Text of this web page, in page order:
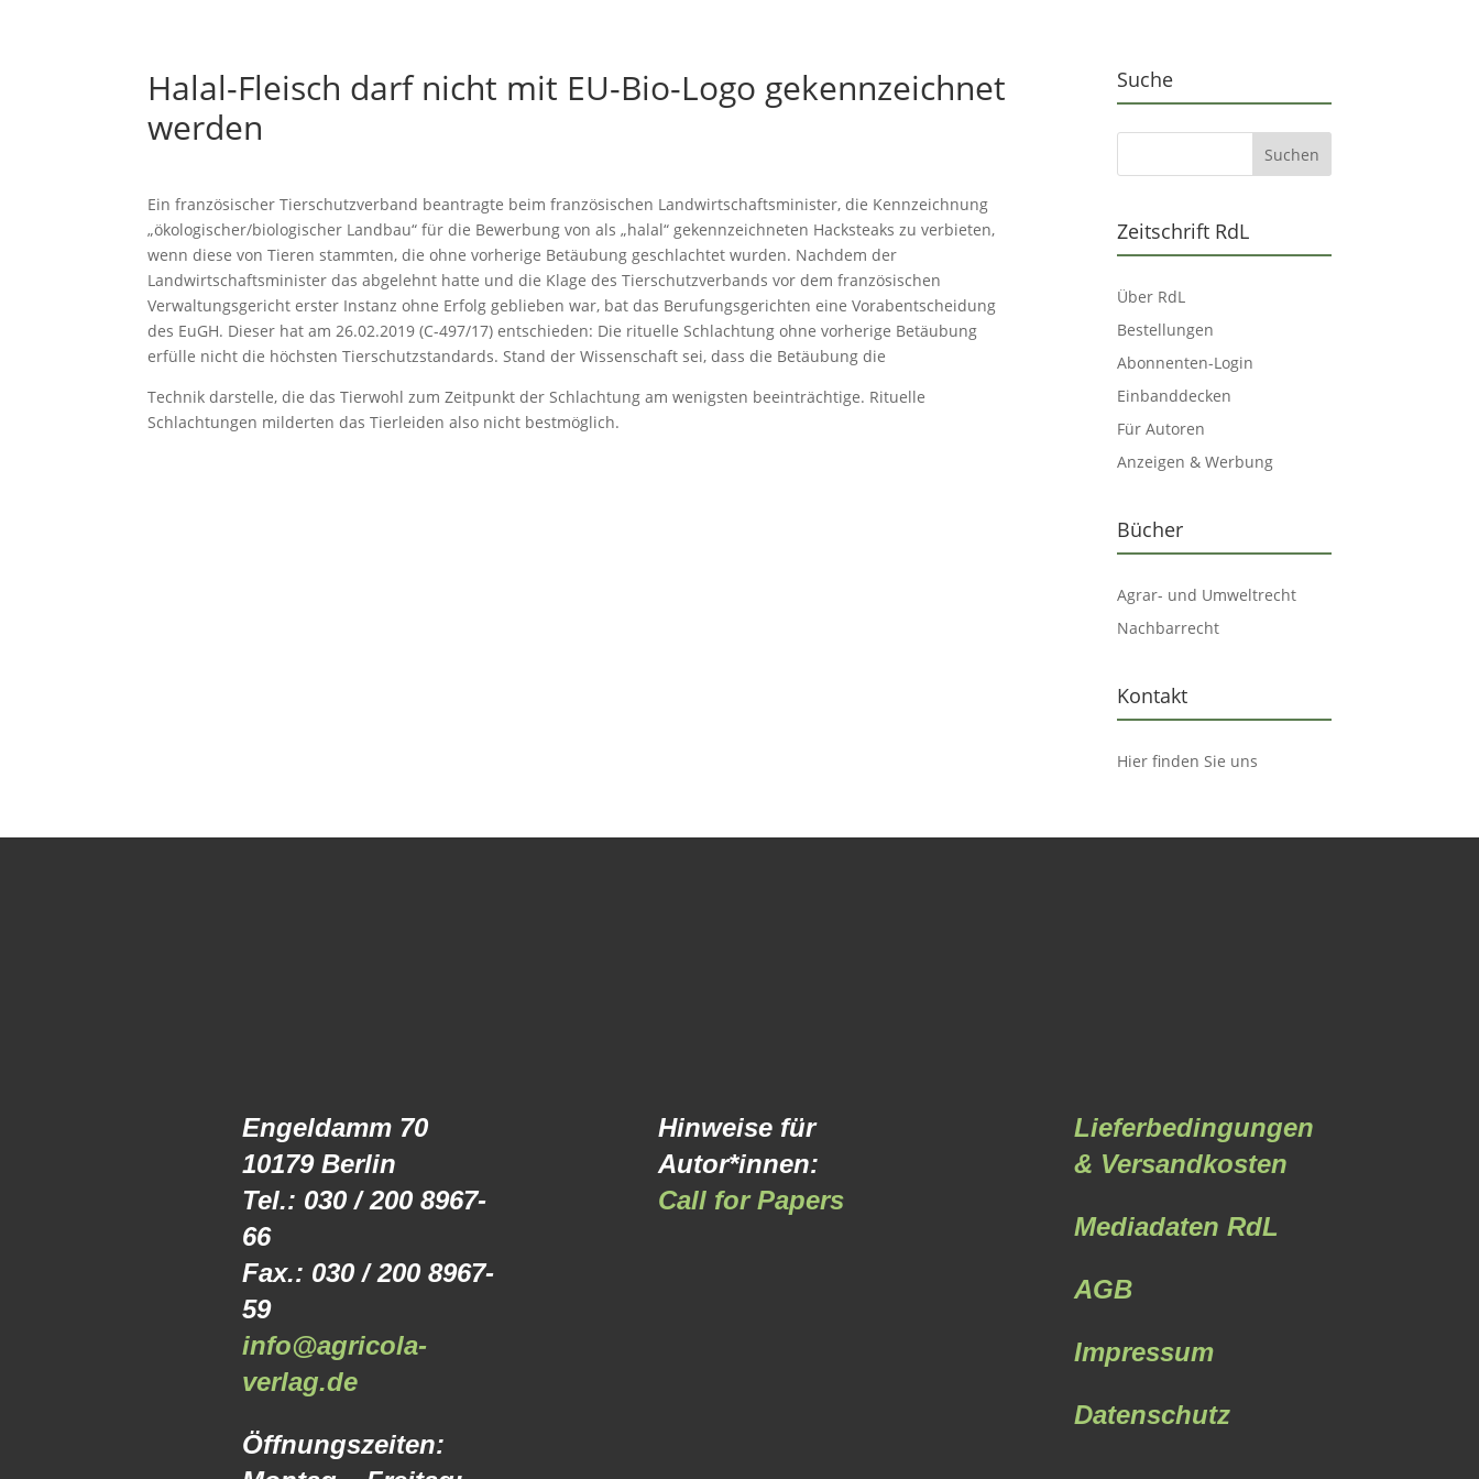
Halal-Fleisch darf nicht mit EU-Bio-Logo gekennzeichnet
werden
Ein französischer Tierschutzverband beantragte beim französischen Landwirtschaftsminister, die Kennzeichnung
„ökologischer/biologischer Landbau“ für die Bewerbung von als „halal“ gekennzeichneten Hacksteaks zu verbieten,
wenn diese von Tieren stammten, die ohne vorherige Betäubung geschlachtet wurden. Nachdem der
Landwirtschaftsminister das abgelehnt hatte und die Klage des Tierschutzverbands vor dem französischen
Verwaltungsgericht erster Instanz ohne Erfolg geblieben war, bat das Berufungsgerichten eine Vorabentscheidung
des EuGH. Dieser hat am 26.02.2019 (C-497/17) entschieden: Die rituelle Schlachtung ohne vorherige Betäubung
erfülle nicht die höchsten Tierschutzstandards. Stand der Wissenschaft sei, dass die Betäubung die
Technik darstelle, die das Tierwohl zum Zeitpunkt der Schlachtung am wenigsten beeinträchtige. Rituelle
Schlachtungen milderten das Tierleiden also nicht bestmöglich.
Suche
Zeitschrift RdL
Über RdL
Bestellungen
Abonnenten-Login
Einbanddecken
Für Autoren
Anzeigen & Werbung
Bücher
Agrar- und Umweltrecht
Nachbarrecht
Kontakt
Hier finden Sie uns
Engeldamm 70
10179 Berlin
Tel.: 030 / 200 8967-
66
Fax.: 030 / 200 8967-
59
info@agricola-
verlag.de
Öffnungszeiten:
Hinweise für
Autor*innen:
Call for Papers
Lieferbedingungen
& Versandkosten
Mediadaten RdL
AGB
Impressum
Datenschutz